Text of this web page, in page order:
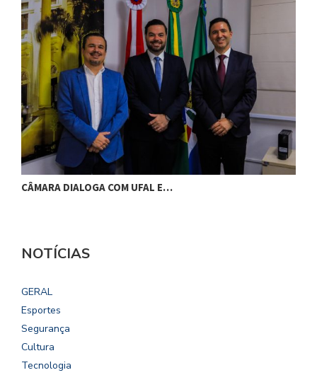
CÂMARA DIALOGA COM UFAL E…
NOTÍCIAS
GERAL
Esportes
Segurança
Cultura
Tecnologia